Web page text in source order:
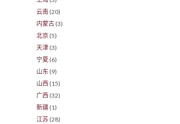
云南 (20)
内蒙古 (3)
北京 (5)
天津 (3)
宁夏 (6)
山东 (9)
山西 (15)
广西 (32)
新疆 (1)
江苏 (28)